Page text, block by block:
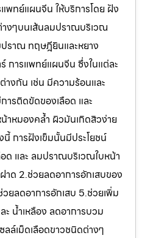
พทย์แผนจีน ให้บริการโดย ฝัง
งๆบนเส้นลมปราณบริเวณ
ราณ ทฤษฎียินและหยาง
การแพทย์แผนจีน ซึ่งในแต่ละ
งกัน เช่น มีความร้อนและ
ารติดขัดของเลือด และ
าหมองคล้ำ ผิวมันเกิดสิวง่าย
การฝังเข็มนั้นมีประโยชน์
ด และ ลมปราณบริเวณใบหน้า
ด 2.ช่วยลดอาการอักเสบของ
ยลดอาการอักเสบ 5.ช่วยเพิ่ม
ะ น้ำเหลือง ลดอาการบวม
ล์เม็ดเลือดขาวชนิดต่างๆ